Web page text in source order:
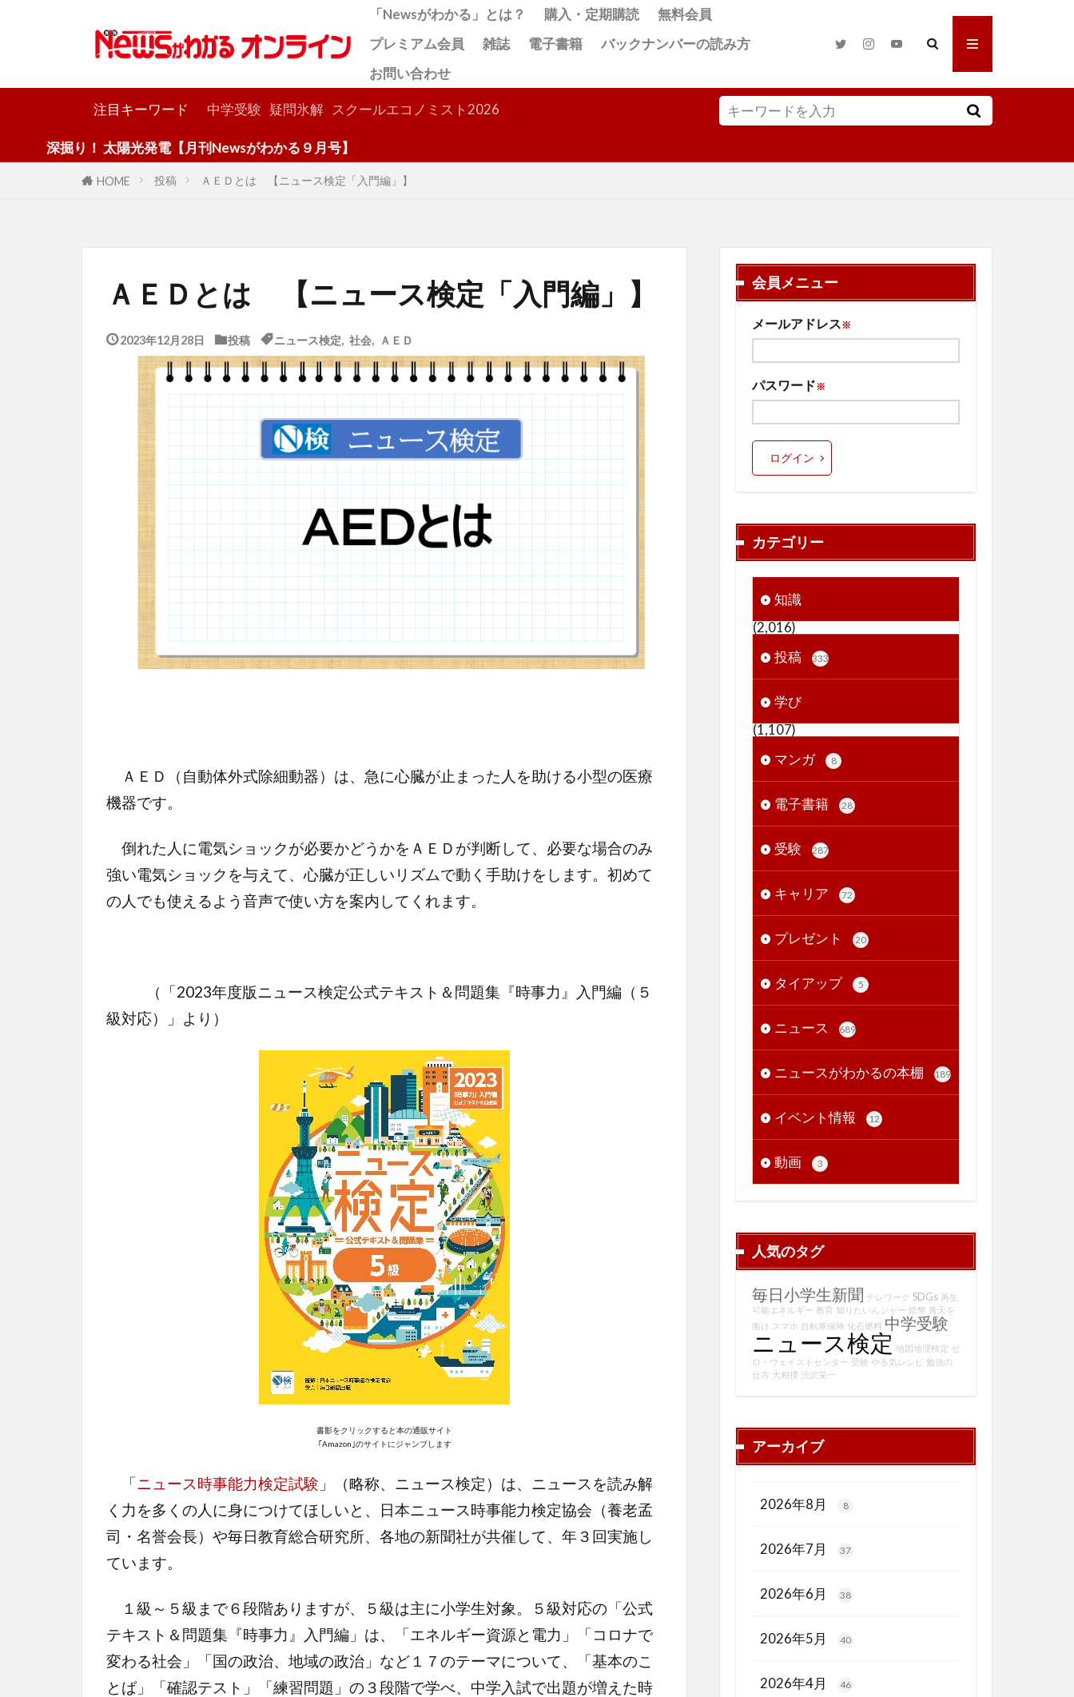
「Newsがわかる」とは？ 購入・定期購読
無料会員
プレミアム会員
雑誌 電子書籍
バックナンバーの読み方
お問い合わせ
注目キーワード 中学受験 疑問氷解 スクールエコノミスト2026
り！ 太陽光発電【月刊Newsがわかる９月号】
HOME 投稿 ＡＥＤとは 【ニュース検定「入門編」】
ＡＥＤとは 【ニュース検定「入門編」】
2023年12月28日 投稿 ニュース検定 社会, ＡＥＤ
ＡＥＤ（自動体外式除細動器）は、急に心臓が止まった人を助ける小型の医療
機器です。
倒れた人に電気ショックが必要かどうかをＡＥＤが判断して、必要な場合のみ
強い電気ショックを与えて、心臓が正しいリズムで動く手助けをします。初めて
の人でも使えるよう音声で使い方を案内してくれます。
（「2023年度版ニュース検定公式テキスト＆問題集『時事力』入門編（５
級対応）」より）
書影をクリックすると本の通販サイト
｢Amazon｣のサイトにジャンプします
「ニュース時事能力検定試験 」（略称、ニュース検定）は、ニュースを読み解
く力を多くの人に身につけてほしいと、日本ニュース時事能力検定協会（養老孟
司・名誉会長）や毎日教育総合研究所、各地の新聞社が共催して、年３回実施し
ています。
１級～５級まで６段階ありますが、５級は主に小学生対象。５級対応の「公式
テキスト＆問題集『時事力』入門編」は、「エネルギー資源と電力」「コロナで
変わる社会」「国の政治、地域の政治」など１７のテーマについて、「基本のこ
とば」「確認テスト」「練習問題」の３段階で学べ、中学入試で出題が増えた時
会員メニュー
メールアドレス※
パスワード※
ログイン
カテゴリー
知識
(2,016)
投稿
333
学び
(1,107)
マンガ
8
電子書籍 28
受験 287
キャリア 72
プレゼント 20
タイアップ 5
ニュース 689
ニュースがわかるの本棚 189
イベント情報 12
動画 3
人気のタグ
毎日小学生新聞 テレワーク SDGs 再生
可能エネルギー 教育 知りたいんジャー 紙幣 青天を
衝け スマホ 自転車保険 化石燃料 中学受験
ニュース検定 地図地理検定 ゼ
ロ・ウェイストセンター 受験 やる気レシピ 勉強の
仕方 大相撲 渋沢栄一
アーカイブ
2026年8月 8
2026年7月 37
2026年6月 38
2026年5月 40
2026年4月 46
検索